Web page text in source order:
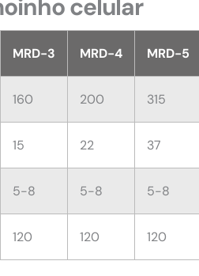
celular
MRD-3 MRD-4 MRD-5
160 200 315
15 22 37
5-8 5-8 5-8
120 120 120